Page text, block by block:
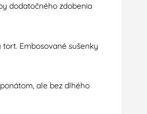
dodatočného zdobenia
Embosované sušenky
ale bez dlhého